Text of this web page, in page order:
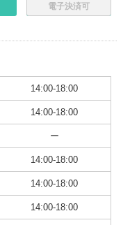
電子決済可
14:00-18:00
14:00-18:00
ー
14:00-18:00
14:00-18:00
14:00-18:00